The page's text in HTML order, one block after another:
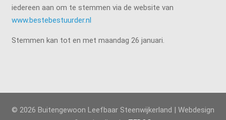
iedereen aan om te stemmen via de website van
www.bestebestuurder.nl
Stemmen kan tot en met maandag 26 januari.
© 2026 Buitengewoon Leefbaar Steenwijkerland | Webdesign